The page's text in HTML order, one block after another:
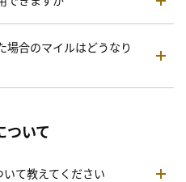
場合のマイルはどうなり
ついて
て教えてください